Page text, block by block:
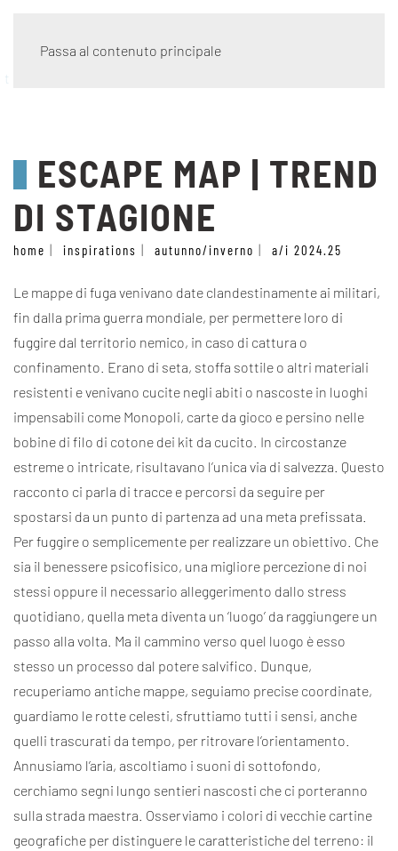
Passa al contenuto principale
trend di stagione
ESCAPE MAP | TREND
DI STAGIONE
home inspirations autunno/inverno a/i 2024.25
Le mappe di fuga venivano date clandestinamente ai militari,
fin dalla prima guerra mondiale, per permettere loro di
fuggire dal territorio nemico, in caso di cattura o
confinamento. Erano di seta, stoffa sottile o altri materiali
resistenti e venivano cucite negli abiti o nascoste in luoghi
impensabili come Monopoli, carte da gioco e persino nelle
bobine di filo di cotone dei kit da cucito. In circostanze
estreme o intricate, risultavano l’unica via di salvezza. Questo
racconto ci parla di tracce e percorsi da seguire per
spostarsi da un punto di partenza ad una meta prefissata.
Per fuggire o semplicemente per realizzare un obiettivo. Che
sia il benessere psicofisico, una migliore percezione di noi
stessi oppure il necessario alleggerimento dallo stress
quotidiano, quella meta diventa un ‘luogo’ da raggiungere un
passo alla volta. Ma il cammino verso quel luogo è esso
stesso un processo dal potere salvifico. Dunque,
recuperiamo antiche mappe, seguiamo precise coordinate,
guardiamo le rotte celesti, sfruttiamo tutti i sensi, anche
quelli trascurati da tempo, per ritrovare l’orientamento.
Annusiamo l’aria, ascoltiamo i suoni di sottofondo,
cerchiamo segni lungo sentieri nascosti che ci porteranno
sulla strada maestra. Osserviamo i colori di vecchie cartine
geografiche per distinguere le caratteristiche del terreno: il